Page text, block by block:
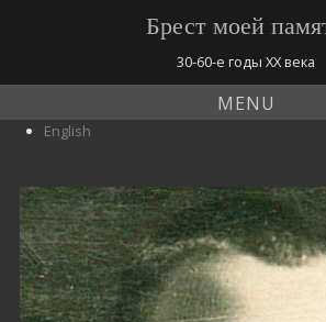
Брест моей
30-60-е годы ХХ века
MENU
English